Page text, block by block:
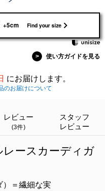
+5cm Find your size
> 使い方ガイドを見る
にお届けします。
のお届けについて
レビュー
(3件)
スタッフ
レビュー
レースカーディガ
）＝繊細な実